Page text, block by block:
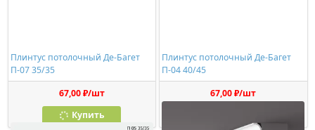
Плинтус потолочный Де-Багет
П-07 35/35
67,00 ₽/шт
Купить
Плинтус потолочный Де-Багет
П-04 40/45
67,00 ₽/шт